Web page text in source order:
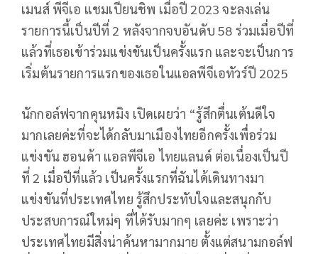
เมนส์ พีจีเอ แชมเปียนชิพ เมื่อปี 2023 จะลงเล่น
รายการนี้เป็นปีที่ 2 หลังจากจบอันดับ 58 ร่วมเมื่อปีที่
แล้วที่เธอเข้าร่วมแข่งขันเป็นครั้งแรก และจะเป็นการ
เริ่มต้นรายการแรกของเธอในแอลพีจีเอทัวร์ปี 2025
นักกอล์ฟจากคุนหมิง เปิดเผยว่า “รู้สึกตื่นเต้นดีใจ
มากเลยค่ะที่จะได้กลับมาเมืองไทยอีกครั้งเพื่อร่วม
แข่งขัน ฮอนด้า แอลพีจีเอ ไทยแลนด์ ต่อเนื่องเป็นปี
ที่ 2 เมื่อปีที่แล้ว เป็นครั้งแรกที่ฉันได้เดินทางมา
แข่งขันที่ประเทศไทย รู้สึกประทับใจและสนุกกับ
ประสบการณ์ใหม่ๆ ที่ได้รับมากๆ เลยค่ะ เพราะว่า
ประเทศไทยมีสิ่งน่าค้นหามากมาย ตั้งแต่สนามกอล์ฟ